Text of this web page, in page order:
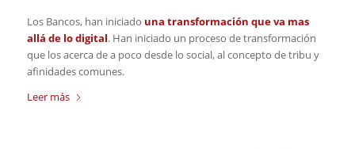
Los Bancos, han iniciado una transformación que va mas
allá de lo digital. Han iniciado un proceso de transformación
que los acerca de a poco desde lo social, al concepto de tribu y
afinidades comunes.
Leer más